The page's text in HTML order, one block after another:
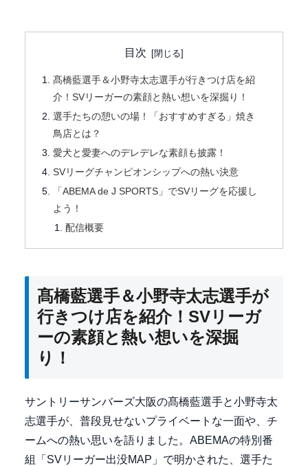
目次
髙橋藍選手＆小野寺太志選手が行きつけ店を紹
介！SVリーガーの素顔と熱い想いを深掘り！
選手たちの憩いの場！「おすすめすぎる」焼き
鳥店とは？
愛犬と愛妻へのデレデレな素顔も披露！
SVリーグチャンピオンシップへの熱い決意
「ABEMA de J SPORTS」でSVリーグを応援し
よう！
配信概要
髙橋藍選手＆小野寺太志選手が
行きつけ店を紹介！SVリーガ
ーの素顔と熱い想いを深掘
り！
サントリーサンバーズ大阪の髙橋藍選手と小野寺太
志選手が、普段見せないプライベートな一面や、チ
ームへの熱い思いを語りました。ABEMAの特別番
組「SVリーガー出没MAP」で明かされた、選手た